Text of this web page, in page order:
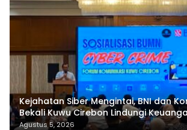
Kejahatan Siber Mengintai, BNI dan
Bekali Kuwu Cirebon Lindungi
Agustus 5, 2026